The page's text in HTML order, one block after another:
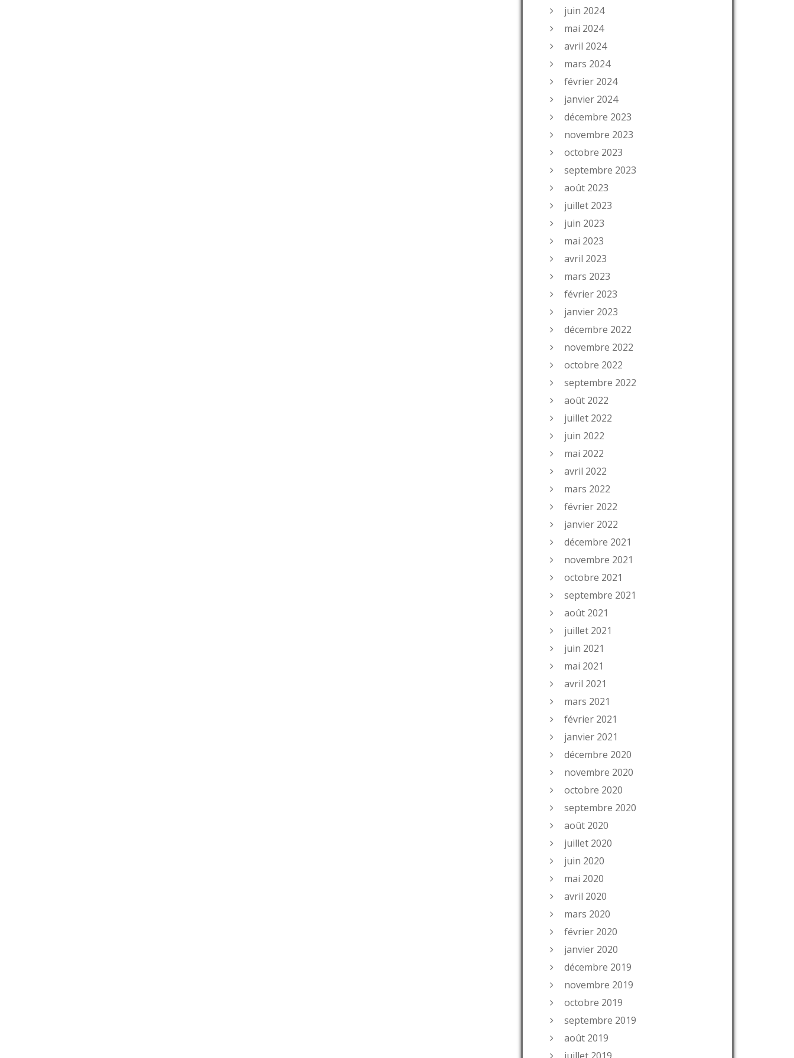
juin 2024
mai 2024
avril 2024
mars 2024
février 2024
janvier 2024
décembre 2023
novembre 2023
octobre 2023
septembre 2023
août 2023
juillet 2023
juin 2023
mai 2023
avril 2023
mars 2023
février 2023
janvier 2023
décembre 2022
novembre 2022
octobre 2022
septembre 2022
août 2022
juillet 2022
juin 2022
mai 2022
avril 2022
mars 2022
février 2022
janvier 2022
décembre 2021
novembre 2021
octobre 2021
septembre 2021
août 2021
juillet 2021
juin 2021
mai 2021
avril 2021
mars 2021
février 2021
janvier 2021
décembre 2020
novembre 2020
octobre 2020
septembre 2020
août 2020
juillet 2020
juin 2020
mai 2020
avril 2020
mars 2020
février 2020
janvier 2020
décembre 2019
novembre 2019
octobre 2019
septembre 2019
août 2019